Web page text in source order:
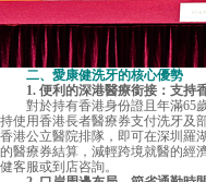
二、愛康健洗牙的核心優勢
1. 便利的深港醫療銜接：支持
對於持有香港身份證且年滿65歲
持使用香港長者醫療券支付洗牙及
香港公立醫院排隊，即可在深圳羅
的醫療券結算，減輕跨境就醫的經
健客服或到店咨詢。